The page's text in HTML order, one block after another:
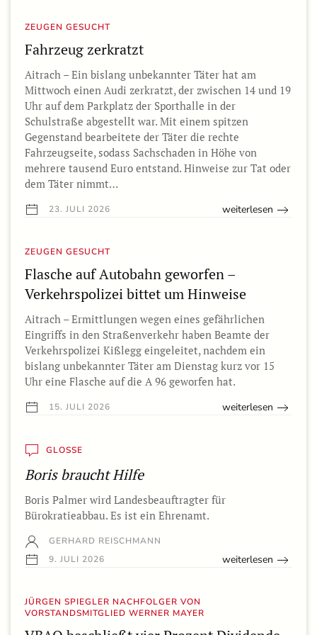
ZEUGEN GESUCHT
Fahrzeug zerkratzt
Aitrach – Ein bislang unbekannter Täter hat am
Mittwoch einen Audi zerkratzt, der zwischen 14 und 19
Uhr auf dem Parkplatz der Sporthalle in der
Schulstraße abgestellt war. Mit einem spitzen
Gegenstand bearbeitete der Täter die rechte
Fahrzeugseite, sodass Sachschaden in Höhe von
mehrere tausend Euro entstand. Hinweise zur Tat oder
dem Täter nimmt…
23. JULI 2026 weiterlesen
ZEUGEN GESUCHT
Flasche auf Autobahn geworfen –
Verkehrspolizei bittet um Hinweise
Aitrach – Ermittlungen wegen eines gefährlichen
Eingriffs in den Straßenverkehr haben Beamte der
Verkehrspolizei Kißlegg eingeleitet, nachdem ein
bislang unbekannter Täter am Dienstag kurz vor 15
Uhr eine Flasche auf die A 96 geworfen hat.
15. JULI 2026 weiterlesen
GLOSSE
Boris braucht Hilfe
Boris Palmer wird Landesbeauftragter für
Bürokratieabbau. Es ist ein Ehrenamt.
GERHARD REISCHMANN
9. JULI 2026
weiterlesen
JÜRGEN SPIEGLER NACHFOLGER VON
VORSTANDSMITGLIED WERNER MAYER